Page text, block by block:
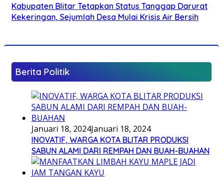
Kabupaten Blitar Tetapkan Status Tanggap Darurat
Kekeringan, Sejumlah Desa Mulai Krisis Air Bersih
Berita Politik
Januari 18, 2024Januari 18, 2024
INOVATIF, WARGA KOTA BLITAR PRODUKSI
SABUN ALAMI DARI REMPAH DAN BUAH-BUAHAN